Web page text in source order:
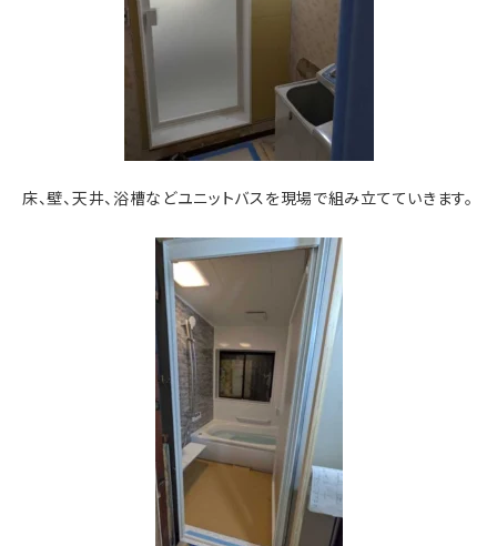
床、壁、天井、浴槽などユニットバスを現場で組み立てていきます。